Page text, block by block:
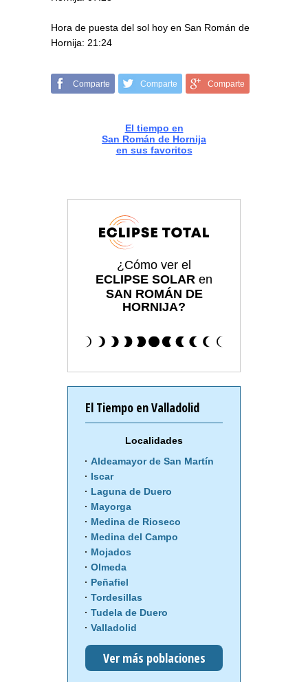
Hora de puesta del sol hoy en San Román de
Hornija: 21:24
Comparte Comparte Comparte
El tiempo en
San Román de Hornija
en sus favoritos
¿Cómo ver el
ECLIPSE SOLAR en
SAN ROMÁN DE
HORNIJA?
El Tiempo en Valladolid
Localidades
Aldeamayor de San Martín
Iscar
Laguna de Duero
Mayorga
Medina de Rioseco
Medina del Campo
Mojados
Olmeda
Peñafiel
Tordesillas
Tudela de Duero
Valladolid
Ver más poblaciones